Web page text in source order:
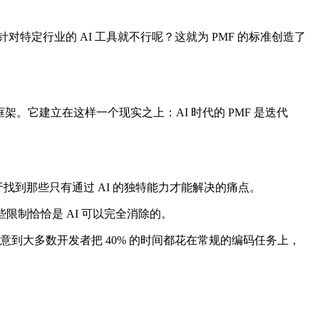
特定行业的 AI 工具就不行呢？这就为 PMF 的标准创造了
。它建立在这样一个现实之上：AI 时代的 PMF 是迭代
到那些只有通过 AI 的独特能力才能解决的痛点。
制恰恰是 AI 可以完全消除的。
大多数开发者把 40% 的时间都花在常规的编码任务上，